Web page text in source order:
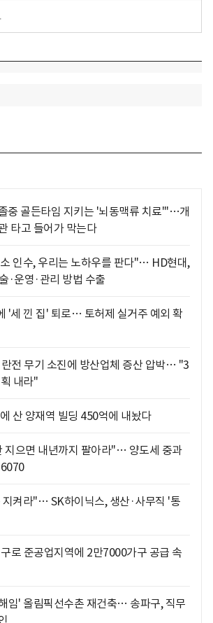
중 골든타임 지키는 '뇌동맥류 치료'"…개
타고 들어가 막는다
인수, 우리는 노하우를 판다"… HD현대,
·운영·관리 방법 수출
'세 낀 집' 퇴로… 토허제 실거주 예외 확
전 무기 소진에 방산업체 증산 압박… "3
내라"
산 양재역 빌딩 450억에 내놨다
지으면 내년까지 팔아라"… 양도세 중과
지켜라"… SK하이닉스, 생산·사무직 '통
로 준공업지역에 2만7000가구 공급 속
임' 올림픽선수촌 재건축… 송파구, 직무